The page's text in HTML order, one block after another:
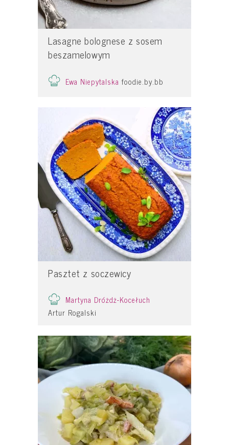
Lasagne bolognese z sosem
beszamelowym
Ewa Niepytalska foodie.by.bb
Pasztet z soczewicy
Martyna Dróżdż-Kocełuch
Artur Rogalski